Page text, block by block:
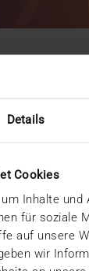
Details
Cookies
Inhalte und
für soziale
auf unsere
wir
die durch